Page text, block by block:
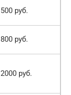
500 руб.
800 руб.
2000 руб.